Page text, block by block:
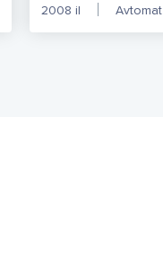
2008 il Avtomat